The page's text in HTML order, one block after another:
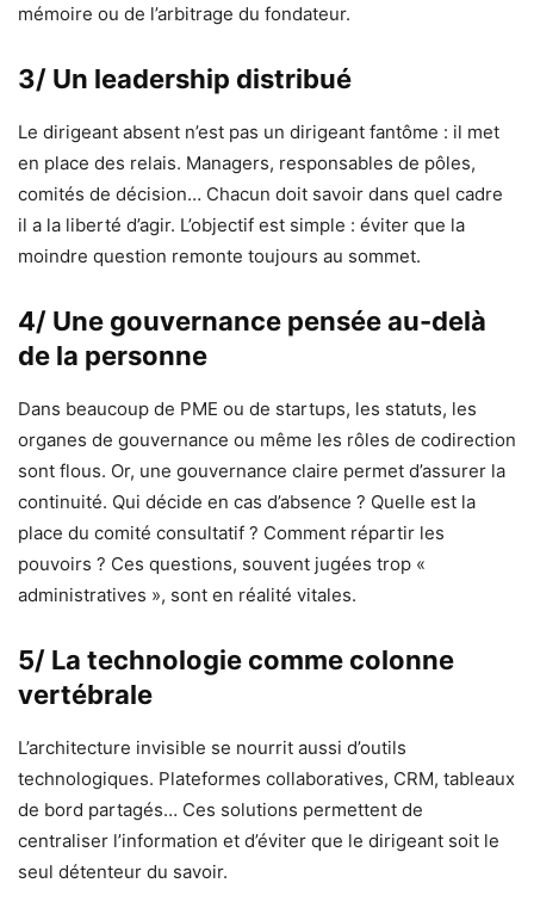
mémoire ou de l’arbitrage du fondateur.
3/ Un leadership distribué
Le dirigeant absent n’est pas un dirigeant fantôme : il met
en place des relais. Managers, responsables de pôles,
comités de décision… Chacun doit savoir dans quel cadre
il a la liberté d’agir. L’objectif est simple : éviter que la
moindre question remonte toujours au sommet.
4/ Une gouvernance pensée au-delà
de la personne
Dans beaucoup de PME ou de startups, les statuts, les
organes de gouvernance ou même les rôles de codirection
sont flous. Or, une gouvernance claire permet d’assurer la
continuité. Qui décide en cas d’absence ? Quelle est la
place du comité consultatif ? Comment répartir les
pouvoirs ? Ces questions, souvent jugées trop «
administratives », sont en réalité vitales.
5/ La technologie comme colonne
vertébrale
L’architecture invisible se nourrit aussi d’outils
technologiques. Plateformes collaboratives, CRM, tableaux
de bord partagés… Ces solutions permettent de
centraliser l’information et d’éviter que le dirigeant soit le
seul détenteur du savoir.